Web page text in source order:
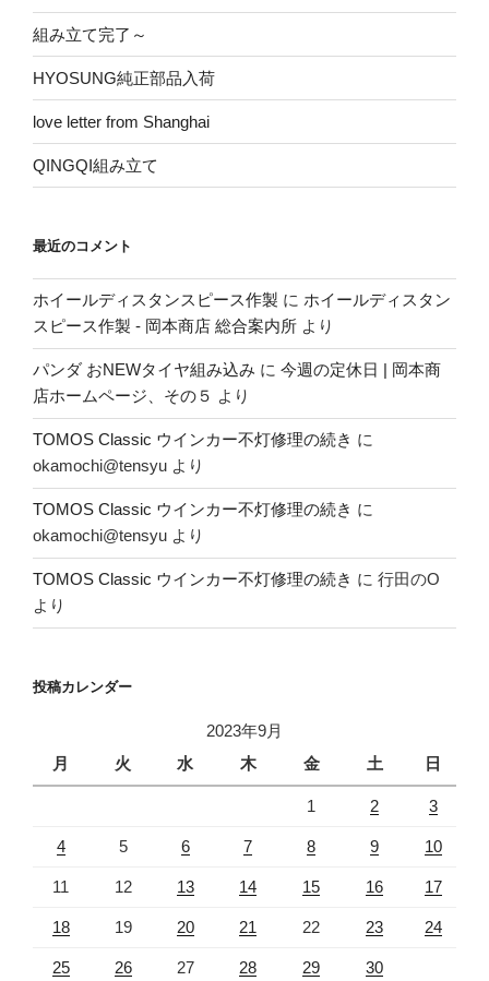
組み立て完了～
HYOSUNG純正部品入荷
love letter from Shanghai
QINGQI組み立て
最近のコメント
ホイールディスタンスピース作製 に ホイールディスタン
スピース作製 - 岡本商店 総合案内所 より
パンダ おNEWタイヤ組み込み に 今週の定休日 | 岡本商
店ホームページ、その５ より
TOMOS Classic ウインカー不灯修理の続き に
okamochi@tensyu より
TOMOS Classic ウインカー不灯修理の続き に
okamochi@tensyu より
TOMOS Classic ウインカー不灯修理の続き に 行田のO
より
投稿カレンダー
2023年9月
月
火 水 木 金 土 日
1 2 3
4 5 6 7 8 9 10
11 12 13 14 15 16 17
18 19 20 21 22 23 24
25 26 27 28 29 30